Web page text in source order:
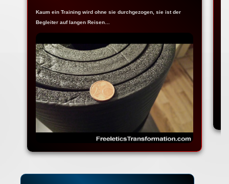
Kaum ein Training wird ohne sie durchgezogen, sie ist der
Begleiter auf langen Reisen…